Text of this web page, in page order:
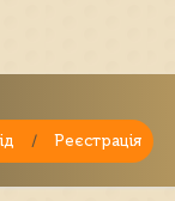
/ Реєстрація